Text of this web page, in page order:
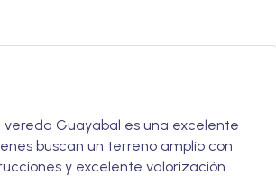
vereda Guayabal es una excelente
buscan un terreno amplio con
y excelente valorización.